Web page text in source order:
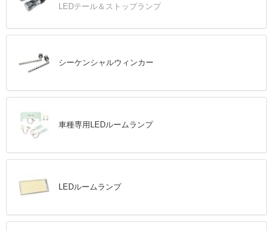
LEDテール＆ストップランプ
シーケンシャルウィンカー
車種専用LEDルームランプ
LEDルームランプ